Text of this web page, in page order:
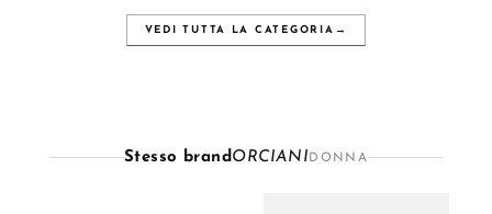
VEDI TUTTA LA CATEGORIA →
Stesso brand ORCIANI DONNA